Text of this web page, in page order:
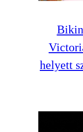
helyett